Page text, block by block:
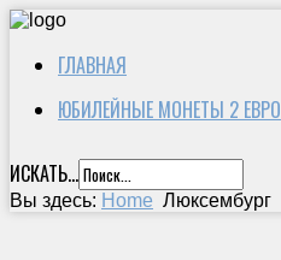
ГЛАВНАЯ
ЮБИЛЕЙНЫЕ МОНЕТЫ 2 ЕВРО
ИСКАТЬ...
Вы здесь: Home Люксембург